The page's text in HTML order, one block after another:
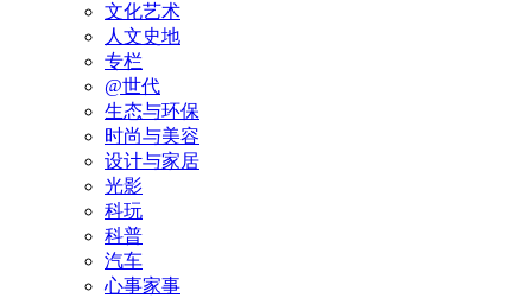
文化艺术
人文史地
专栏
@世代
生态与环保
时尚与美容
设计与家居
光影
科玩
科普
汽车
心事家事